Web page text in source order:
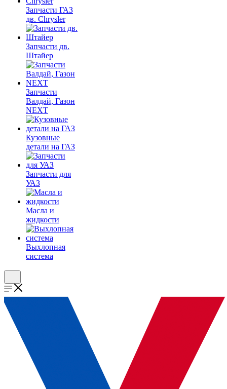
Запчасти ГАЗ
дв. Chrysler
Запчасти дв.
Штайер
Запчасти
Валдай, Газон
NEXT
Кузовные
детали на ГАЗ
Запчасти для
УАЗ
Масла и
жидкости
Выхлопная
система